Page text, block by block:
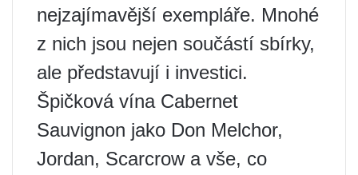
nejzajímavější exempláře. Mnohé
z nich jsou nejen součástí sbírky,
ale představují i ​​investici.
Špičková vína Cabernet
Sauvignon jako Don Melchor,
Jordan, Scarcrow a vše, co